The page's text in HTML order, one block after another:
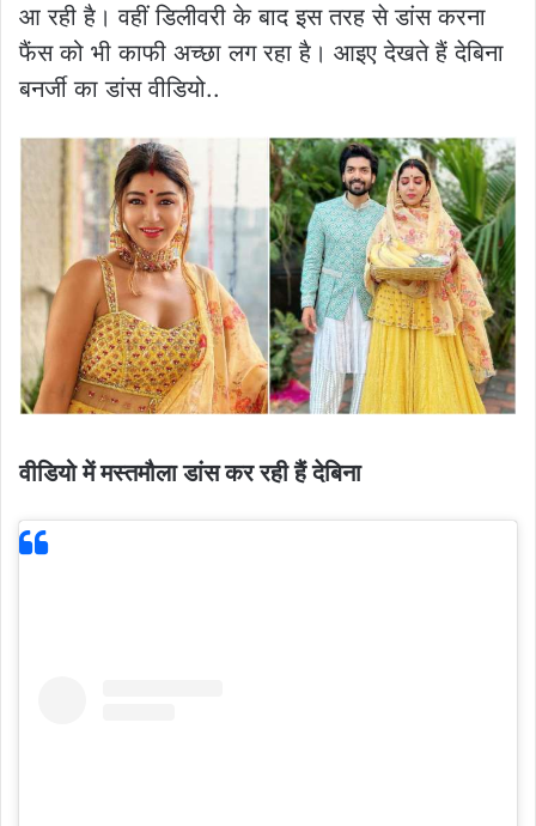
आ रही है। वहीं डिलीवरी के बाद इस तरह से डांस करना
फैंस को भी काफी अच्छा लग रहा है। आइए देखते हैं देबिना
बनर्जी का डांस वीडियो..
वीडियो में मस्तमौला डांस कर रही हैं देबिना